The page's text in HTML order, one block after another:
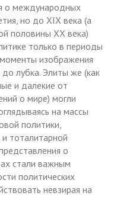
о международных
но до XIX века (а
половины XX века)
только в периоды
изображения
лубка. Элиты же (как
и далекие от
о мире) могли
на массы
политики,
тоталитарной
о
стали важным
политических
невзирая на